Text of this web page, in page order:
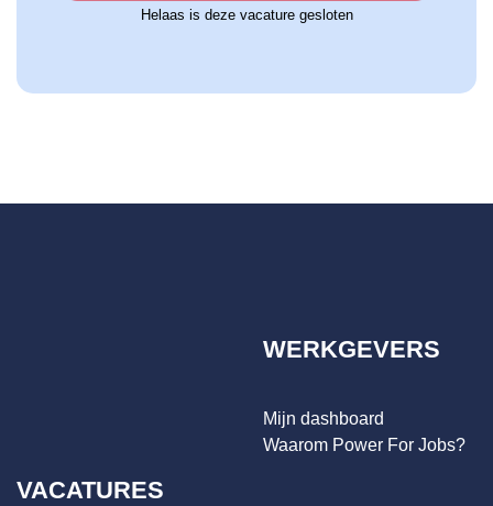
Helaas is deze vacature gesloten
WERKGEVERS
Mijn dashboard
Waarom Power For Jobs?
VACATURES